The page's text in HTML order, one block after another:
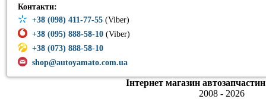
Контакти:
+38 (098) 411-77-55 (Viber)
+38 (095) 888-58-10 (Viber)
+38 (073) 888-58-10
shop@autoyamato.com.ua
Інтернет магазин
2008 - 2026